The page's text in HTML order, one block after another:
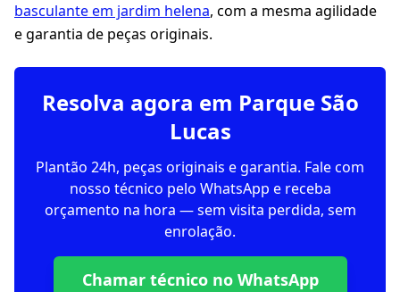
basculante em jardim helena, com a mesma agilidade
e garantia de peças originais.
Resolva agora em Parque São
Lucas
Plantão 24h, peças originais e garantia. Fale com
nosso técnico pelo WhatsApp e receba
orçamento na hora — sem visita perdida, sem
enrolação.
Chamar técnico no WhatsApp